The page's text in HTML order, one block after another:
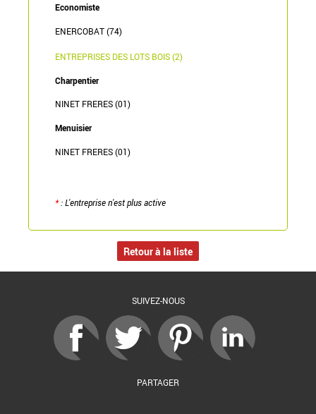
Economiste
ENERCOBAT (74)
ENTREPRISES DES LOTS BOIS (2)
Charpentier
NINET FRERES (01)
Menuisier
NINET FRERES (01)
*: L'entreprise n'est plus active
Retour à la liste
SUIVEZ-NOUS
PARTAGER